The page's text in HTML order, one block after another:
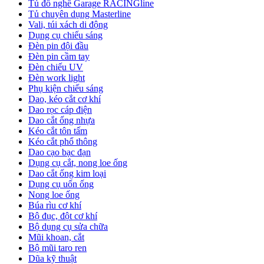
Tủ đồ nghề Garage RACINGline
Tủ chuyên dụng Masterline
Vali, túi xách di động
Dụng cụ chiếu sáng
Đèn pin đội đầu
Đèn pin cầm tay
Đèn chiếu UV
Đèn work light
Phụ kiện chiếu sáng
Dao, kéo cắt cơ khí
Dao rọc cáp điện
Dao cắt ống nhựa
Kéo cắt tôn tấm
Kéo cắt phổ thông
Dao cạo bạc đạn
Dụng cụ cắt, nong loe ống
Dao cắt ống kim loại
Dụng cụ uốn ống
Nong loe ống
Búa rìu cơ khí
Bộ đục, đột cơ khí
Bộ dụng cụ sửa chữa
Mũi khoan, cắt
Bộ mũi taro ren
Dũa kỹ thuật